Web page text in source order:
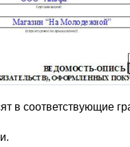
в соответствующие